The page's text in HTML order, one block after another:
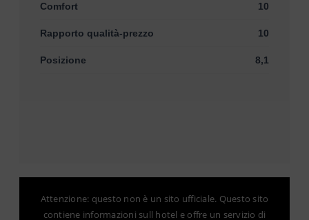
Comfort 10
Rapporto qualità-prezzo 10
Posizione 8,1
Attenzione: questo non è un sito ufficiale. Questo sito
contiene informazioni sull hotel e offre un servizio di